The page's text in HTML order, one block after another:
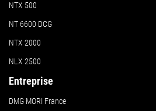
NTX 500
NT 6600 DCG
NTX 2000
NLX 2500
Entreprise
DMG MORI France